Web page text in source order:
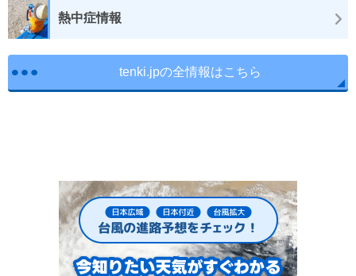
熱中症情報
tenki.jpの全情報はこちら